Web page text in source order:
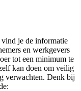
je de informatie
en werkgevers
tot een minimum te
kan doen om veilig
verwachten. Denk bij